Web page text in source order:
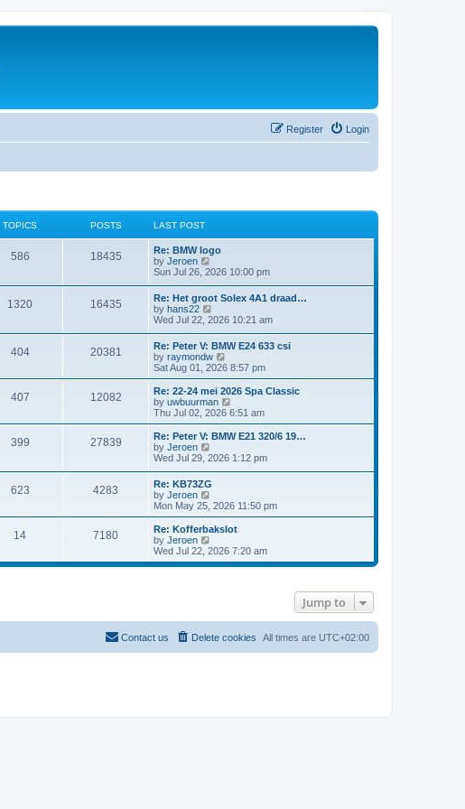
Login
Register
TOPICS POSTS LAST POST
586 18435
Re: BMW logo
by Jeroen
i
t
h
e
l
a
t
e
s
t
p
o
s
t
Sun Jul 26, 2026 10:00 pm
1320 16435
Re: Het groot Solex 4A1 draad…
by hans22
i
w
t
h
e
l
a
t
e
s
t
o
s
Wed Jul 22, 2026 10:21 am
404 20381
Re: Peter V: BMW E24 633 csi
by raymondw
i
e
w
t
h
l
a
t
e
s
o
s
t
Sat Aug 01, 2026 8:57 pm
407 12082
Re: 22-24 mei 2026 Spa Classic
by uwbuurman
i
e
w
h
l
e
s
t
o
s
Thu Jul 02, 2026 6:51 am
399 27839
Re: Peter V: BMW E21 320/6 19…
by Jeroen
i
t
h
e
a
e
s
t
Wed Jul 29, 2026 1:12 pm
623 4283
Re: KB73ZG
by Jeroen
e
w
h
l
t
p
s
Mon May 25, 2026 11:50 pm
14 7180
Re: Kofferbakslot
by Jeroen
i
e
t
Wed Jul 22, 2026 7:20 am
Jump to
All times are UTC+02:00
Delete cookies
Contact us